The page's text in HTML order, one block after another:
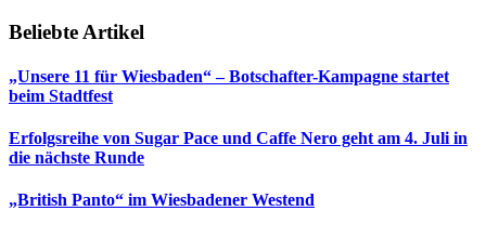
Beliebte Artikel
„Unsere 11 für Wiesbaden“ – Botschafter-Kampagne startet
beim Stadtfest
Erfolgsreihe von Sugar Pace und Caffe Nero geht am 4. Juli in
die nächste Runde
„British Panto“ im Wiesbadener Westend